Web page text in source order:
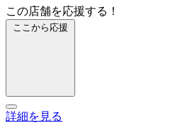
この店舗を応援する！
ここから応援
詳細を見る